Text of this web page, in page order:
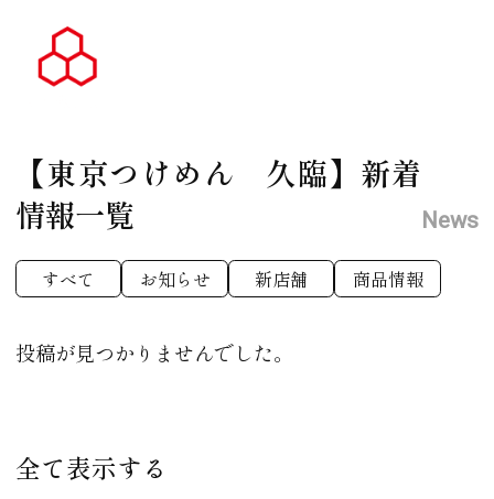
【東京つけめん 久臨】 新着
情報一覧
News
すべて お知らせ 新店舗 商品情報
投稿が見つかりませんでした。
全て表示する